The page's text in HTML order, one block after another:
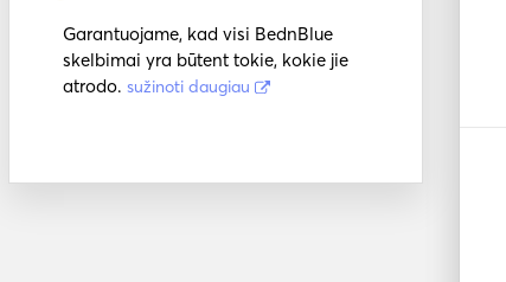
Garantuojame, kad visi BednBlue
skelbimai yra būtent tokie, kokie jie
atrodo. sužinoti daugiau